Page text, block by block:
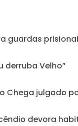
guardas
derruba Velho”
Chega julgado
devora